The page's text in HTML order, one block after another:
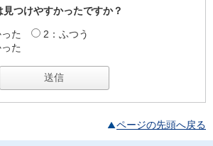
つけやすかったですか？
た
2：ふつう
た
ページの先頭へ戻る